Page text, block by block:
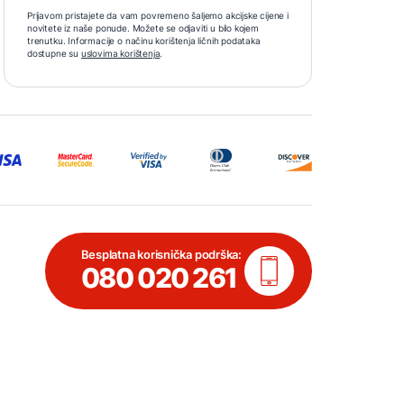
Prijavom pristajete da vam povremeno šaljemo akcijske cijene i
novitete iz naše ponude. Možete se odjaviti u bilo kojem
trenutku. Informacije o načinu korištenja ličnih podataka
dostupne su uslovima korištenja.
Besplatna korisnička podrška:
080 020 261